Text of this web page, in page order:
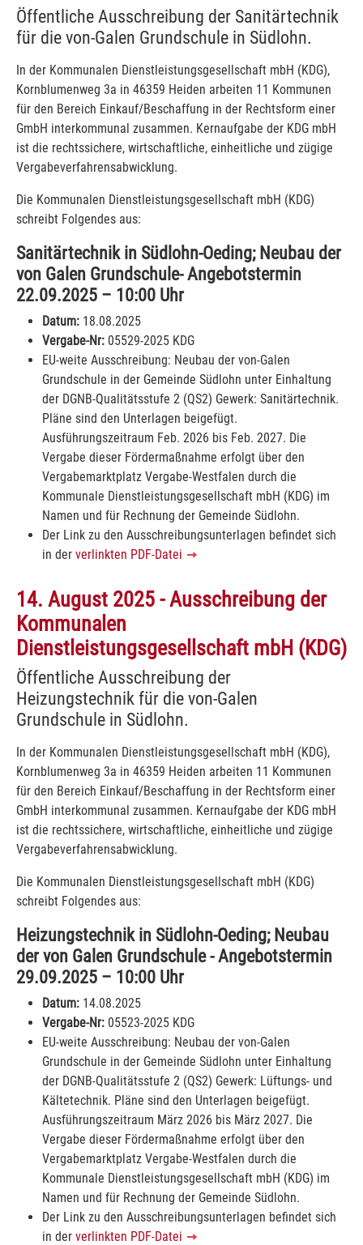
Öffentliche Ausschreibung der Sanitärtechnik
für die von-Galen Grundschule in Südlohn.
In der Kommunalen Dienstleistungsgesellschaft mbH (KDG),
Kornblumenweg 3a in 46359 Heiden arbeiten 11 Kommunen
für den Bereich Einkauf/Beschaffung in der Rechtsform einer
GmbH interkommunal zusammen. Kernaufgabe der KDG mbH
ist die rechtssichere, wirtschaftliche, einheitliche und zügige
Vergabeverfahrensabwicklung.
Die Kommunalen Dienstleistungsgesellschaft mbH (KDG)
schreibt Folgendes aus:
Sanitärtechnik in Südlohn-Oeding; Neubau der
von Galen Grundschule- Angebotstermin
22.09.2025 – 10:00 Uhr
Datum: 18.08.2025
Vergabe-Nr: 05529-2025 KDG
EU-weite Ausschreibung: Neubau der von-Galen
Grundschule in der Gemeinde Südlohn unter Einhaltung
der DGNB-Qualitätsstufe 2 (QS2) Gewerk: Sanitärtechnik.
Pläne sind den Unterlagen beigefügt.
Ausführungszeitraum Feb. 2026 bis Feb. 2027. Die
Vergabe dieser Fördermaßnahme erfolgt über den
Vergabemarktplatz Vergabe-Westfalen durch die
Kommunale Dienstleistungsgesellschaft mbH (KDG) im
Namen und für Rechnung der Gemeinde Südlohn.
Der Link zu den Ausschreibungsunterlagen befindet sich
in der verlinkten PDF-Datei
14. August 2025 - Ausschreibung der
Kommunalen
Dienstleistungsgesellschaft mbH (KDG)
Öffentliche Ausschreibung der
Heizungstechnik für die von-Galen
Grundschule in Südlohn.
In der Kommunalen Dienstleistungsgesellschaft mbH (KDG),
Kornblumenweg 3a in 46359 Heiden arbeiten 11 Kommunen
für den Bereich Einkauf/Beschaffung in der Rechtsform einer
GmbH interkommunal zusammen. Kernaufgabe der KDG mbH
ist die rechtssichere, wirtschaftliche, einheitliche und zügige
Vergabeverfahrensabwicklung.
Die Kommunalen Dienstleistungsgesellschaft mbH (KDG)
schreibt Folgendes aus:
Heizungstechnik in Südlohn-Oeding; Neubau
der von Galen Grundschule - Angebotstermin
29.09.2025 – 10:00 Uhr
Datum: 14.08.2025
Vergabe-Nr: 05523-2025 KDG
EU-weite Ausschreibung: Neubau der von-Galen
Grundschule in der Gemeinde Südlohn unter Einhaltung
der DGNB-Qualitätsstufe 2 (QS2) Gewerk: Lüftungs- und
Kältetechnik. Pläne sind den Unterlagen beigefügt.
Ausführungszeitraum März 2026 bis März 2027. Die
Vergabe dieser Fördermaßnahme erfolgt über den
Vergabemarktplatz Vergabe-Westfalen durch die
Kommunale Dienstleistungsgesellschaft mbH (KDG) im
Namen und für Rechnung der Gemeinde Südlohn.
Der Link zu den Ausschreibungsunterlagen befindet sich
in der verlinkten PDF-Datei